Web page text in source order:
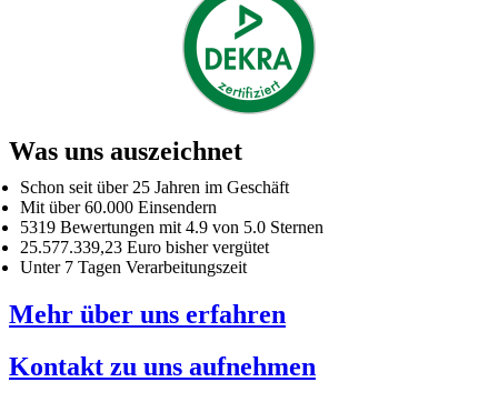
Was uns auszeichnet
Schon seit über 25 Jahren im Geschäft
Mit über 60.000 Einsendern
5319 Bewertungen mit 4.9 von 5.0 Sternen
25.577.339,23 Euro bisher vergütet
Unter 7 Tagen Verarbeitungszeit
Mehr über uns erfahren
Kontakt zu uns aufnehmen